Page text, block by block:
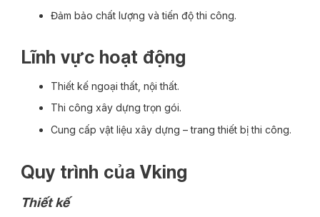
Đảm bảo chất lượng và tiến độ thi công.
Lĩnh vực hoạt động
Thiết kế ngoại thất, nội thất.
Thi công xây dựng trọn gói.
Cung cấp vật liệu xây dựng – trang thiết bị thi công.
Quy trình của Vking
Thiết kế